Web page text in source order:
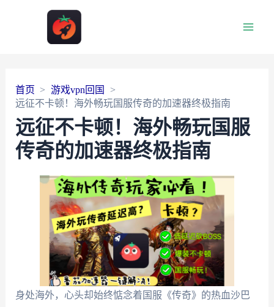
首页
游戏vpn回国
远征不卡顿！海外畅玩国服传奇的加速器终极指南
远征不卡顿！海外畅玩国服
传奇的加速器终极指南
身处海外，心头却始终惦念着国服《传奇》的热血沙巴